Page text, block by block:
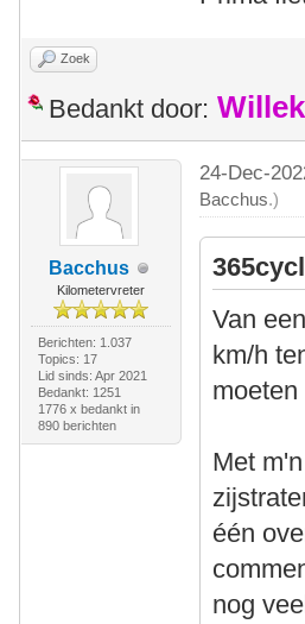
Zoek
Bedankt door:
Bacchus
Kilometervreter
Berichten: 1.037
Topics: 17
Lid sinds: Apr 2021
Bedankt: 1251
1776 x bedankt in
890 berichten
24-Dec-
Bacchus.)
Van
km/h
Met
één
nog